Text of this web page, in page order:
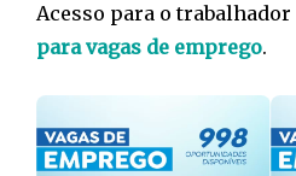
Acesso para o trabalhador
para vagas de emprego.